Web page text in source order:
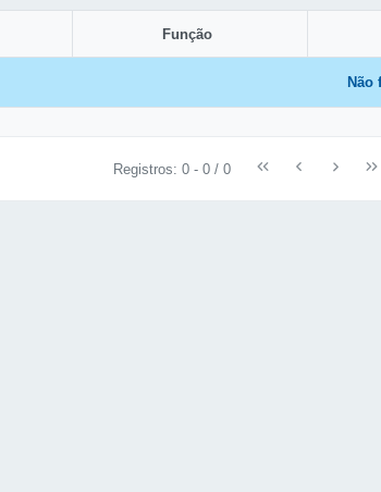
Função
Não
Registros: 0 - 0 / 0